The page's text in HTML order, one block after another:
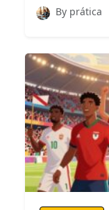
By prática